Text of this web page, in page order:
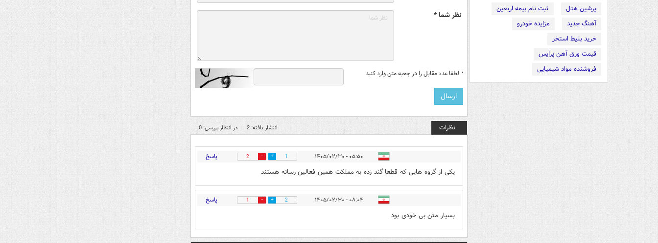
پرشین هتل
ثبت نام بیمه اربعین
آهنگ جدید
مزایده خودرو
خرید بلیط استخر
قیمت ورق آهن پرایس
فروشنده مواد شیمیایی
نظر شما *
* لطفا عدد مقابل را در جعبه متن وارد کنید
نظرات انتشار یافته: 2 در انتظار بررسی: 0
۰۵:۵۰ - ۱۴۰۵/۰۲/۳۰ 1
2 پاسخ
یکی از گروه هایی که قطعا گند زده به مملکت همین فعالین رسانه هستند
۰۸:۰۴ - ۱۴۰۵/۰۲/۳۰ 2
1 پاسخ
بسیار متن بی خودی بود